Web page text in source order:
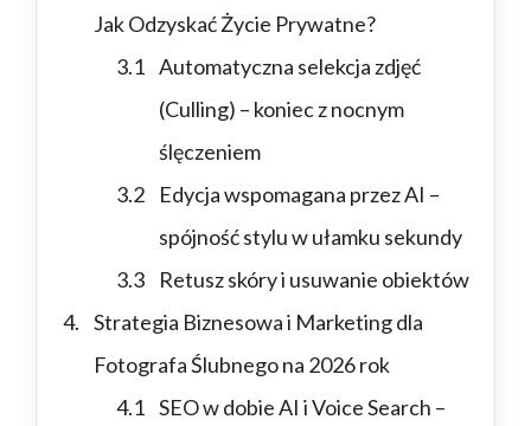
Jak Odzyskać Życie Prywatne?
Automatyczna selekcja zdjęć
(Culling) – koniec z nocnym
ślęczeniem
Edycja wspomagana przez AI –
spójność stylu w ułamku sekundy
Retusz skóry i usuwanie obiektów
Strategia Biznesowa i Marketing dla
Fotografa Ślubnego na 2026 rok
SEO w dobie AI i Voice Search –